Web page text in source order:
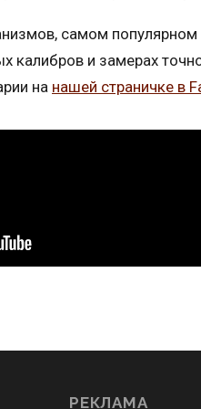
самом
калибров и замерах
на нашей страничке в
РЕКЛАМА